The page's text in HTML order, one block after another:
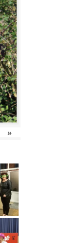
»